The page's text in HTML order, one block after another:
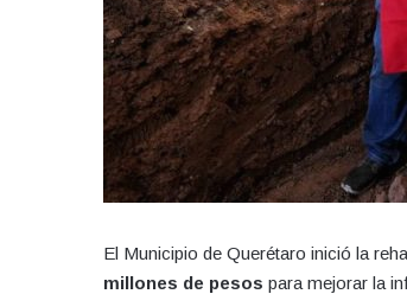
El Municipio de Querétaro inició la
millones de pesos para mejorar la